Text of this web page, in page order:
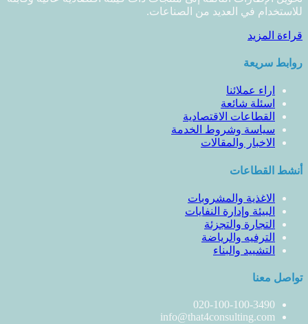
للاستخدام في العديد من الصناعات.
قراءة المزيد
روابط سريعة
اراء عملائنا
اسئلة شائعة
القطاعات الاقتصادية
سياسة وشروط الخدمة
الاخبار والمقالات
أنشط القطاعات
الاغذية والمشروبات
البيئة وإدارة النفايات
التجارة والتجزئة
الترفيه والرياضة
التشييد والبناء
تواصل معنا
020-100-100-3490
info@that4consulting.com